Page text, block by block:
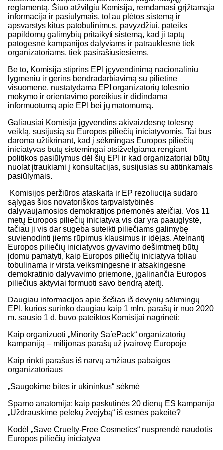
reglamentą. Šiuo atžvilgiu Komisija, remdamasi grįžtamąja
informacija ir pasiūlymais, toliau plėtos sistemą ir
apsvarstys kitus patobulinimus, pavyzdžiui, pateiks
papildomų galimybių pritaikyti sistemą, kad ji taptų
patogesnė kampanijos dalyviams ir patrauklesnė tiek
organizatoriams, tiek pasirašiusiesiems.
Be to, Komisija stiprins EPI įgyvendinimą nacionaliniu
lygmeniu ir gerins bendradarbiavimą su pilietine
visuomene, nustatydama EPI organizatorių tolesnio
mokymo ir orientavimo poreikius ir didindama
informuotumą apie EPI bei jų matomumą.
Galiausiai Komisija įgyvendins akivaizdesnę tolesnę
veiklą, susijusią su Europos piliečių iniciatyvomis. Tai bus
daroma užtikrinant, kad į sėkmingas Europos piliečių
iniciatyvas būtų sistemingai atsižvelgiama rengiant
politikos pasiūlymus dėl šių EPI ir kad organizatoriai būtų
nuolat įtraukiami į konsultacijas, susijusias su atitinkamais
pasiūlymais.
Komisijos peržiūros ataskaita ir EP rezoliucija sudaro
sąlygas šios novatoriškos tarpvalstybinės
dalyvaujamosios demokratijos priemonės ateičiai. Vos 11
metų Europos piliečių iniciatyva vis dar yra paauglystė,
tačiau ji vis dar sugeba suteikti piliečiams galimybę
suvienodinti jiems rūpimus klausimus ir idėjas. Ateinantį
Europos piliečių iniciatyvos gyvavimo dešimtmetį būtų
įdomu pamatyti, kaip Europos piliečių iniciatyva toliau
tobulinama ir virsta veiksmingesne ir atsakingesne
demokratinio dalyvavimo priemone, įgalinančia Europos
piliečius aktyviai formuoti savo bendrą ateitį.
Daugiau informacijos apie šešias iš devynių sėkmingų
EPI, kurios surinko daugiau kaip 1 mln. parašų ir nuo 2020
m. sausio 1 d. buvo pateiktos Komisijai nagrinėti:
Kaip organizuoti „Minority SafePack“ organizatorių
kampaniją – milijonas parašų už įvairovę Europoje
Kaip rinkti parašus iš narvų amžiaus pabaigos
organizatoriaus
„Saugokime bites ir ūkininkus“ sėkmė
Sparno anatomija: kaip paskutinės 20 dienų ES kampanija
„Uždrauskime pelekų žvejybą“ iš esmės pakeitė?
Kodėl „Save Cruelty-Free Cosmetics“ nusprendė naudotis
Europos piliečių iniciatyva